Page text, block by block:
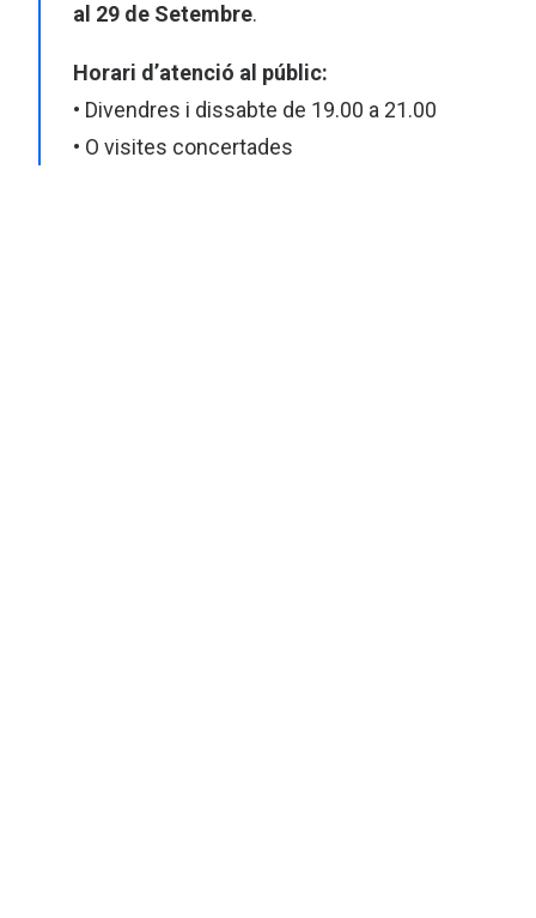
al 29 de Setembre.
Horari d’atenció al públic:
• Divendres i dissabte de 19.00 a 21.00
• O visites concertades